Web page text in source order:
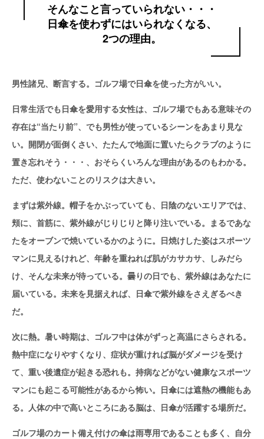
そんなこと言っていられない・・・
日傘を使わずにはいられなくなる、
2つの理由。
男性諸兄、断言する。ゴルフ場で日傘を使った方がいい。
日常生活でも日傘を愛用する女性は、ゴルフ場でもある意味その
存在は“当たり前”、でも男性が使っているシーンをあまり見な
い。開閉が面倒くさい、たたんで地面に置いたらクラブのように
置き忘れそう・・・、おそらくいろんな理由があるのもわかる。
ただ、使わないことのリスクは大きい。
まずは紫外線。帽子をかぶっていても、日陰のないエリアでは、
頬に、首筋に、紫外線がじりじりと降り注いでいる。まるであな
たをオーブンで焼いているかのように。日焼けした姿はスポーツ
マンに見えるけれど、年齢を重ねれば肌がカサカサ、しみだら
け、そんな未来が待っている。曇りの日でも、紫外線はあなたに
届いている。未来を見据えれば、日傘で紫外線をさえぎるべき
だ。
次に熱。暑い時期は、ゴルフ中は体がずっと高温にさらされる。
熱中症になりやすくなり、症状が重ければ脳がダメージを受け
て、重い後遺症が起きる恐れも。持病などがない健康なスポーツ
マンにも起こる可能性があるから怖い。日傘には遮熱の機能もあ
る。人体の中で高いところにある脳は、日傘が活躍する場所だ。
ゴルフ場のカート備え付けの傘は雨専用であることも多く、自分